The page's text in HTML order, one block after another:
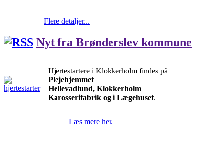
Flere detaljer...
Nyt fra Brønderslev kommune
Hjertestartere i Klokkerholm findes på
Plejehjemmet
Hellevadlund, Klokkerholm
Karosserifabrik og i Lægehuset.
Læs mere her.